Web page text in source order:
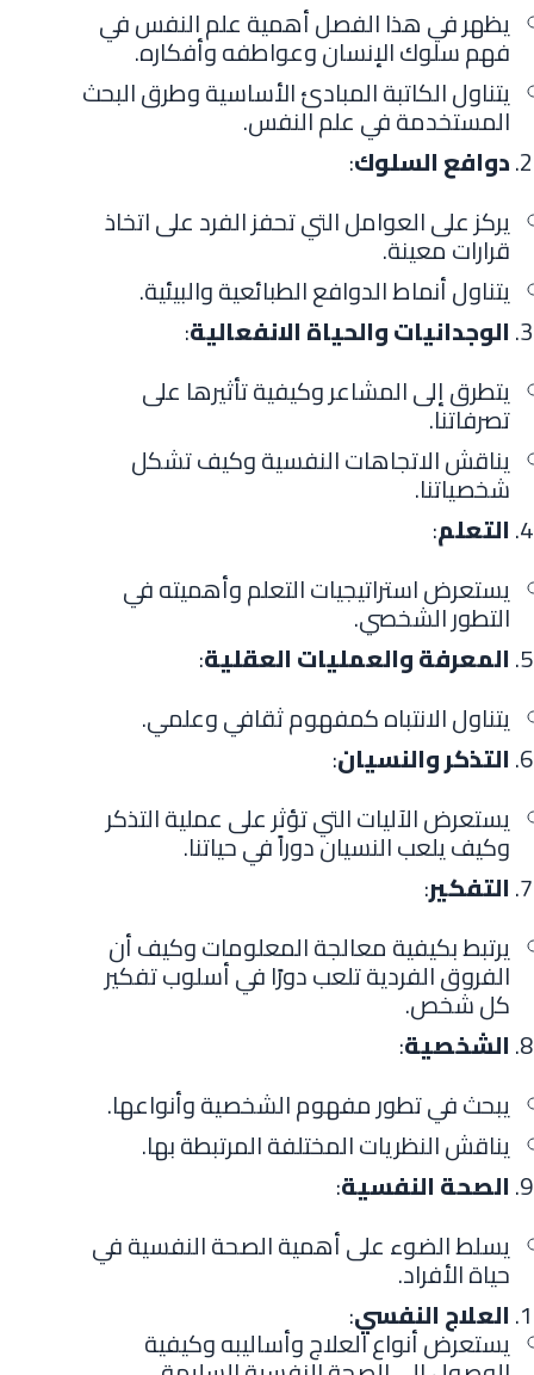
يظهر في هذا الفصل أهمية علم النفس في
فهم سلوك الإنسان وعواطفه وأفكاره.
يتناول الكاتبة المبادئ الأساسية وطرق البحث
المستخدمة في علم النفس.
دوافع السلوك:
يركز على العوامل التي تحفز الفرد على اتخاذ
قرارات معينة.
يتناول أنماط الدوافع الطبائعية والبيئية.
الوجدانيات والحياة الانفعالية:
يتطرق إلى المشاعر وكيفية تأثيرها على
تصرفاتنا.
يناقش الاتجاهات النفسية وكيف تشكل
شخصياتنا.
التعلم:
يستعرض استراتيجيات التعلم وأهميته في
التطور الشخصي.
المعرفة والعمليات العقلية:
يتناول الانتباه كمفهوم ثقافي وعلمي.
التذكر والنسيان:
يستعرض الآليات التي تؤثر على عملية التذكر
وكيف يلعب النسيان دوراً في حياتنا.
التفكير:
يرتبط بكيفية معالجة المعلومات وكيف أن
الفروق الفردية تلعب دورًا في أسلوب تفكير
كل شخص.
الشخصية:
يبحث في تطور مفهوم الشخصية وأنواعها.
يناقش النظريات المختلفة المرتبطة بها.
الصحة النفسية:
يسلط الضوء على أهمية الصحة النفسية في
حياة الأفراد.
العلاج النفسي:
يستعرض أنواع العلاج وأساليبه وكيفية